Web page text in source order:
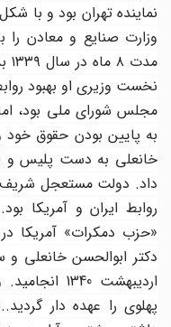
نماینده تهران بود و با
وزارت صنایع و معادن را
مدت ۸
نخست وزیری او بهبود
مجلس شورای ملی بود، اما
به پایین بودن حقوق خود
خانعلی به دست پلیس و
داد. دولت مستعجل
روابط ایران و‌ آمریکا
«حزب دمکرات» آمریکا
دکتر ابوالحسن خانعلی و